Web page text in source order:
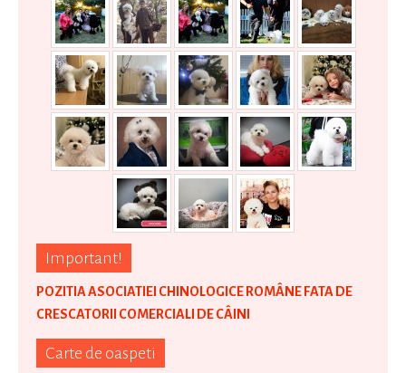
Important!
POZITIA ASOCIATIEI CHINOLOGICE ROMÂNE FATA DE
CRESCATORII COMERCIALI DE CÂINI
Carte de oaspeti